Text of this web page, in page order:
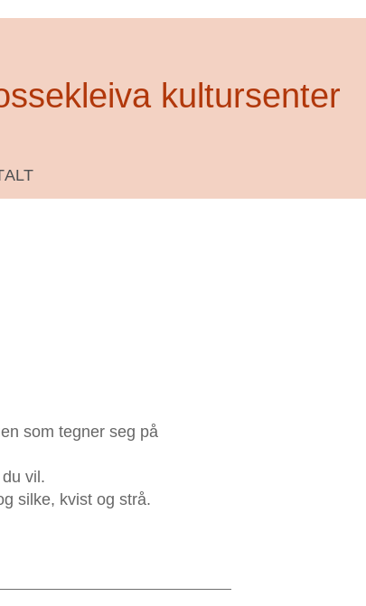
kultursenter
som tegner seg på
vil.
silke, kvist og strå.